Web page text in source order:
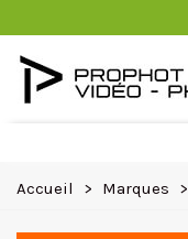
Accueil > Marques >